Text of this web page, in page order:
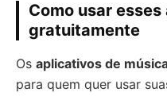
Como usar
gratuitamente
Os aplicativos de
para quem quer usar